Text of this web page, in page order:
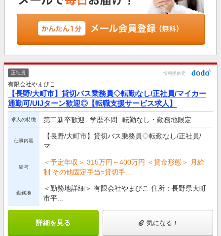
正社員 情報提供元
有限会社やまびこ
【長野/大町市】貸切バス乗務員◇転勤なし/正社員/マイカー
通勤可/UIJターン歓迎◎【転職支援サービス求人】
求人の特徴 第二新卒歓迎 学歴不問 転勤なし・勤務地限定
仕事内容
【長野/大町市】貸切バス乗務員◇転勤なし/正社員/
マ...
給与
＜予定年収＞ 315万円～400万円 ＜賃金形態＞ 月給
制 その他固定手当=貸切手...
勤務地
＜勤務地詳細＞ 有限会社やまびこ 住所：長野県大町
市平...
詳細を見る 気になる！